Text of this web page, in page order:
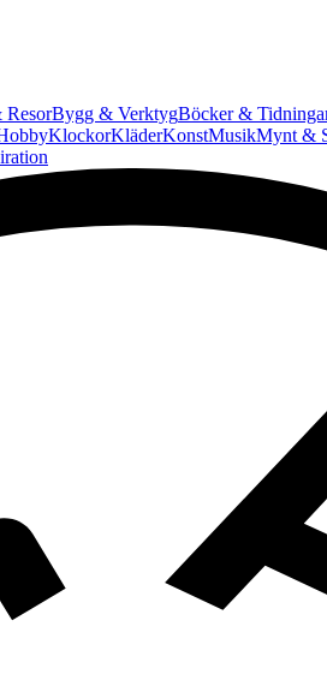
ResorBygg & VerktygBöcker &
KlockorKläderKonstMusikMynt &